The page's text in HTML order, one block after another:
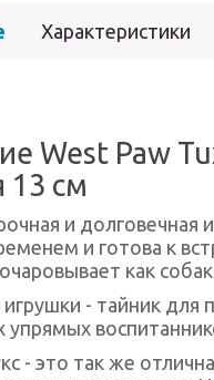
Характеристики
West Paw
13 см
и долговечная
и готова к
как
- тайник для
- это так же